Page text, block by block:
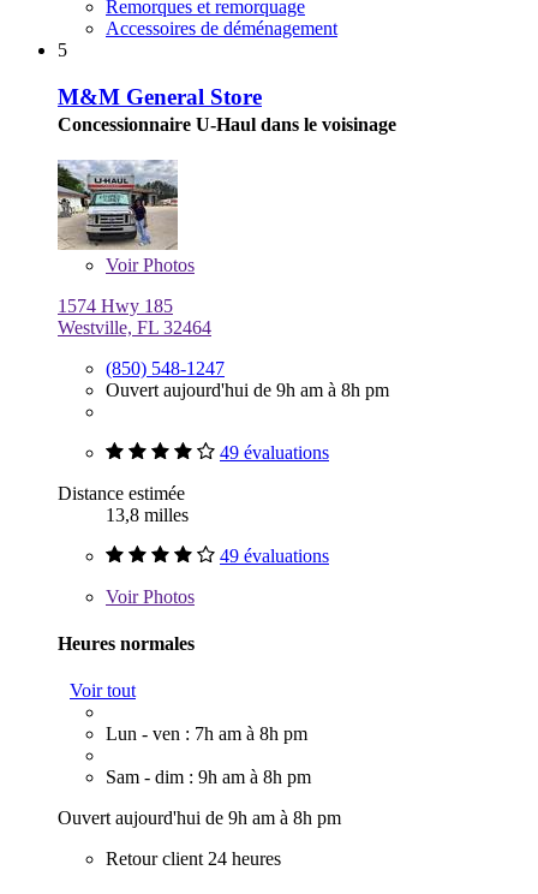
Remorques et remorquage
Accessoires de déménagement
5
M&M General Store
Concessionnaire U-Haul dans le voisinage
VoirPhotos
1574 Hwy 185
Westville, FL 32464
(850) 548-1247
Ouvert aujourd'hui de 9h am à 8h pm
49 évaluations
Distance estimée
13,8 milles
49 évaluations
VoirPhotos
Heures normales
Voir tout
Lun - ven : 7h am à 8h pm
Sam - dim : 9h am à 8h pm
Ouvert aujourd'hui de 9h am à 8h pm
Retour client 24 heures